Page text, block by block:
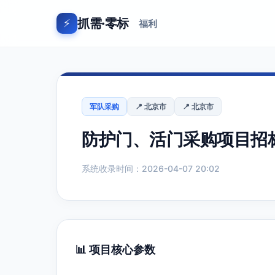
⚡ 抓需·零标 福利
军队采购 📍 北京市 📍 北京市
防护门、活门采购项目
系统收录时间：2026-04-07 20:02
📊 项目核心参数